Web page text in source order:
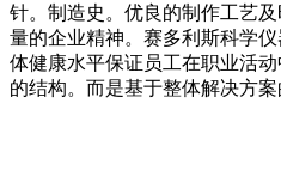
针。制造史。优良的制作工艺
量的企业精神。赛多利斯科学
体健康水平保证员工在职业活
的结构。而是基于整体解决方